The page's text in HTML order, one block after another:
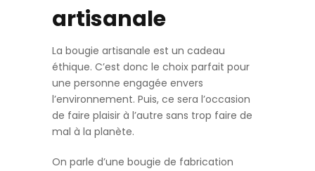
artisanale
La bougie artisanale est un cadeau
éthique. C’est donc le choix parfait pour
une personne engagée envers
l’environnement. Puis, ce sera l’occasion
de faire plaisir à l’autre sans trop faire de
mal à la planète.
On parle d’une bougie de fabrication